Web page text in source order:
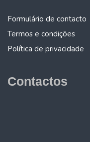
Formulário de contacto
Termos e condições
Política de privacidade
Contactos